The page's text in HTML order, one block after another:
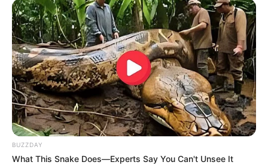
BUZZDAY
What This Snake Does—Experts Say You Can't Unsee It